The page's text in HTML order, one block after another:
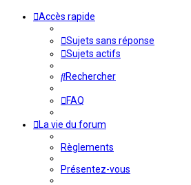
Accès rapide
Sujets sans réponse
Sujets actifs
Rechercher
FAQ
La vie du forum
Règlements
Présentez-vous